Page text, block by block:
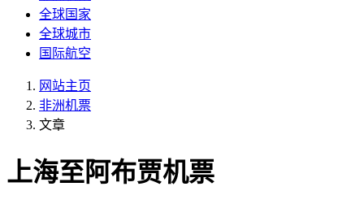
全球国家
全球城市
国际航空
网站主页
非洲机票
文章
上海至阿布贾机票